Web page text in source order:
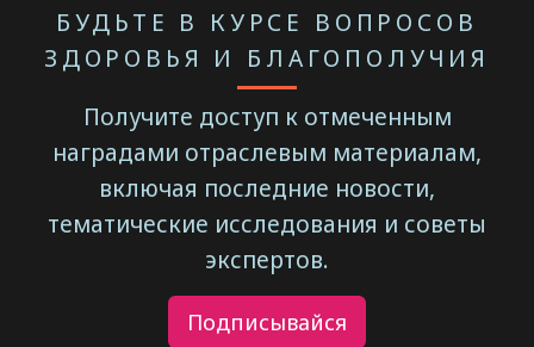
БУДЬТЕ В КУРСЕ ВОПРОСОВ
ЗДОРОВЬЯ И БЛАГОПОЛУЧИЯ
Получите доступ к отмеченным
наградами отраслевым материалам,
включая последние новости,
тематические исследования и советы
экспертов.
Подписывайся